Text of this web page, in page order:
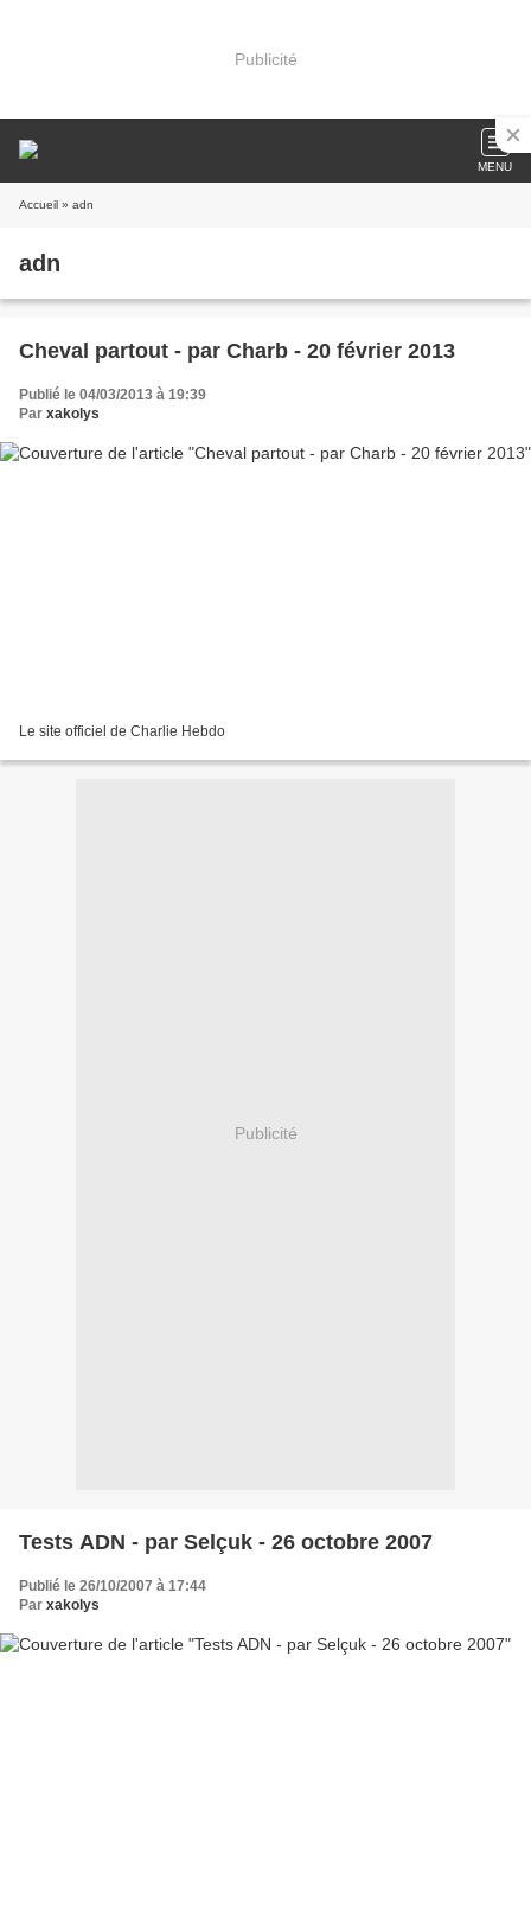
Publicité
MENU
Accueil » adn
adn
Cheval partout - par Charb - 20 février 2013
Publié le 04/03/2013 à 19:39
Par xakolys
Le site officiel de Charlie Hebdo
Publicité
Tests ADN - par Selçuk - 26 octobre 2007
Publié le 26/10/2007 à 17:44
Par xakolys